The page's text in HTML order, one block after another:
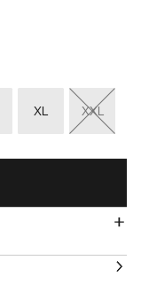
XL
XXL